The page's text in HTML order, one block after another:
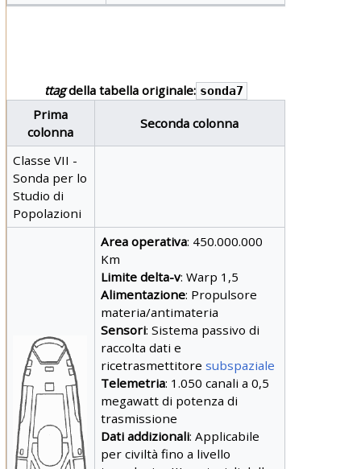
ttagdella tabella originale: sonda7
Prima
colonna
Seconda colonna
Classe VII -
Sonda per lo
Studio di
Popolazioni
Area operativa: 450.000.000
Km
Limite delta-v: Warp 1,5
Alimentazione: Propulsore
materia/antimateria
Sensori: Sistema passivo di
raccolta dati e
ricetrasmettitoresubspaziale
Telemetria: 1.050 canali a 0,5
megawatt di potenza di
trasmissione
Dati addizionali: Applicabile
per civiltà fino a livello